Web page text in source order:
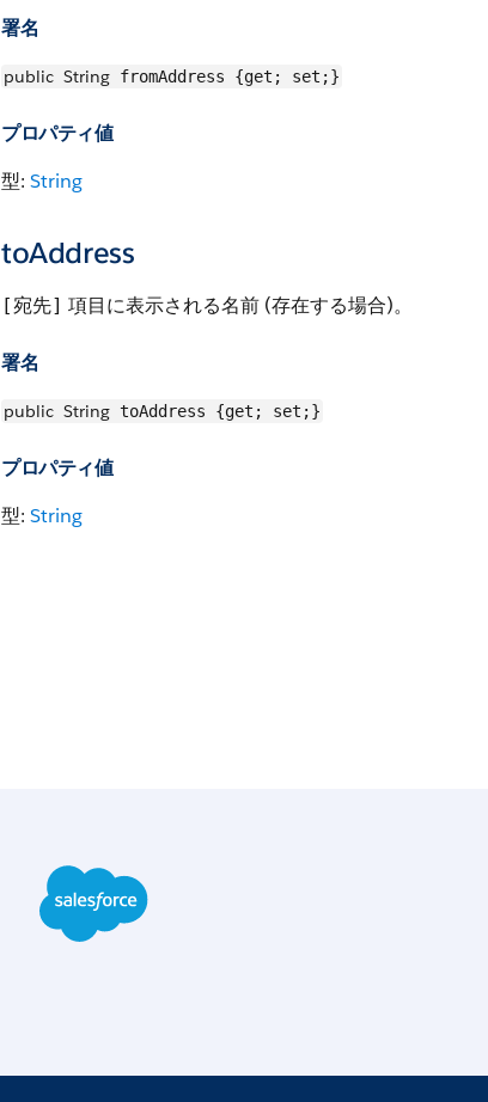
署名
public String fromAddress {get; set;}
プロパティ値
型: String
toAddress
[宛先] 項目に表示される名前 (存在する場合)。
署名
public String toAddress {get; set;}
プロパティ値
型: String